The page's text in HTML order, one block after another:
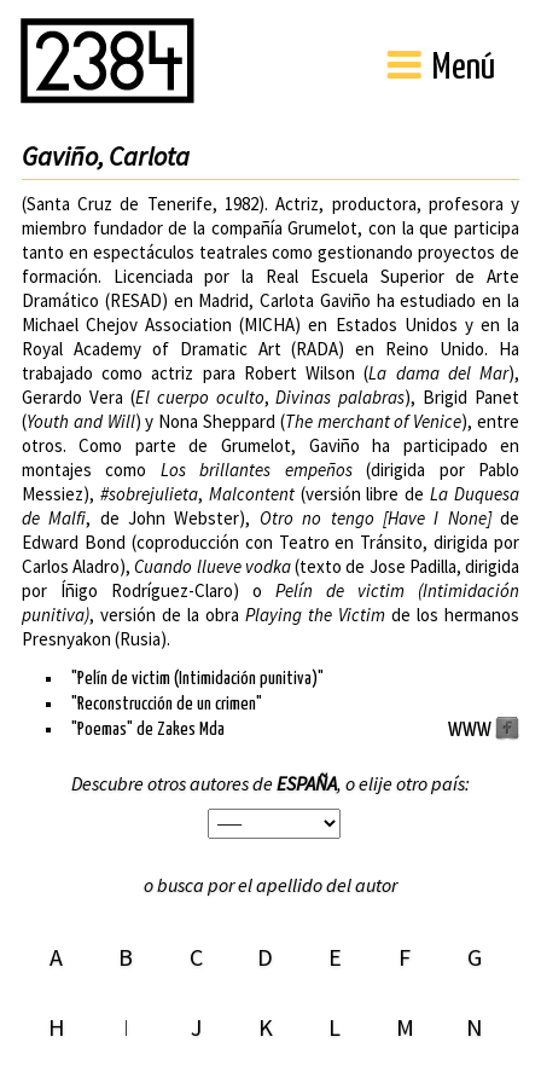
Menú
Gaviño, Carlota
(Santa Cruz de Tenerife, 1982). Actriz, productora, profesora y
miembro fundador de la compañíaGrumelot, con la que participa
tanto en espectáculos teatrales como gestionando proyectos de
formación. Licenciada por la Real Escuela Superior de Arte
Dramático (RESAD) en Madrid, Carlota Gaviño ha estudiado en la
Michael Chejov Association (MICHA) en Estados Unidos y en la
Royal Academy of Dramatic Art (RADA) en Reino Unido. Ha
trabajado como actriz para Robert Wilson (La dama del Mar),
Gerardo Vera (El cuerpo oculto,Divinas palabras), Brigid Panet
(Youth and Will) y Nona Sheppard (The merchant of Venice), entre
otros. Como parte de Grumelot, Gaviño ha participado en
montajes como Los brillantes empeños(dirigida por Pablo
Messiez), #sobrejulieta, Malcontent(versión libre deLa Duquesa
de Malfi, de John Webster), Otro no tengo [Have I None]de
Edward Bond (coproducción con Teatro en Tránsito, dirigida por
Carlos Aladro),Cuando llueve vodka(texto de Jose Padilla, dirigida
por Íñigo Rodríguez-Claro) oPelín de victim (Intimidación
punitiva), versión de la obra Playing the Victim de los hermanos
Presnyakon (Rusia).
"Pelín de victim (Intimidación punitiva)"
"Reconstrucción de un crimen"
"Poemas" de Zakes Mda
WWW
Descubre otros autores deESPAÑA, o elije otro país:
o busca por el apellido del autor
A B C D E F G
H I J K L M N